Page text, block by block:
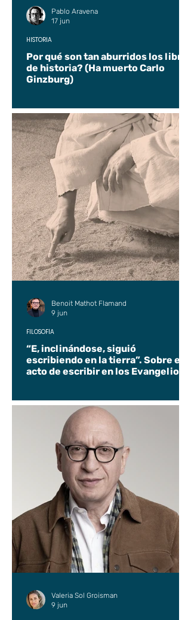
Por qué son tan aburridos los libros
de historia? (Ha muerto Carlo
Ginzburg)
HISTORIA
Pablo Aravena
17 jun
“E, inclinándose, siguió
escribiendo en la tierra”. Sobre el
acto de escribir en los Evangelios.
FILOSOFÍA
Benoit Mathot Flamand
9 jun
Valeria Sol Groisman
9 jun